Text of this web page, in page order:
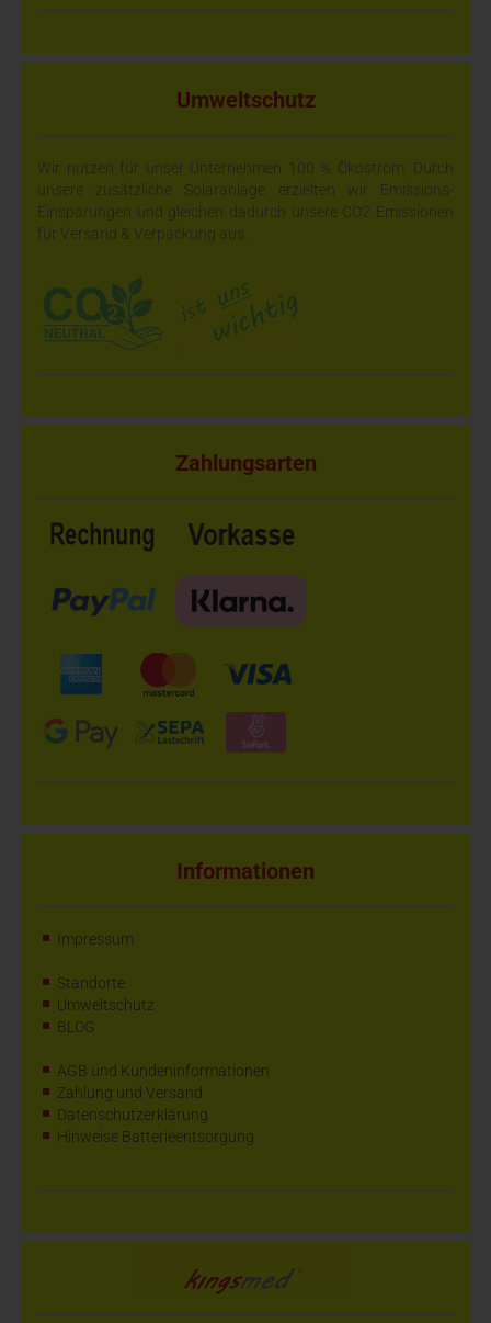
Umweltschutz
Wir nutzen für unser Unternehmen 100 % Ökostrom. Durch
unsere zusätzliche Solaranlage erzielten wir Emissions-
Einsparungen und gleichen dadurch unsere CO2 Emissionen
für Versand & Verpackung aus.
Zahlungsarten
Informationen
Impressum
Standorte
Umweltschutz
BLOG
AGB und Kundeninformationen
Zahlung und Versand
Datenschutzerklärung
Hinweise Batterieentsorgung